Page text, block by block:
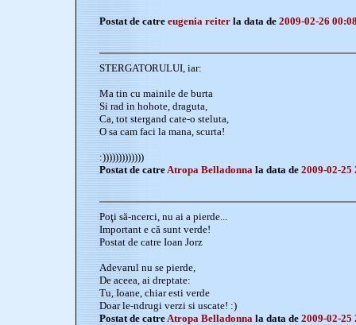
Postat de catre eugenia reiter la data de 2009-02-26
STERGATORULUI, iar:
Ma tin cu mainile de burta
Si rad in hohote, draguta,
Ca, tot stergand cate-o steluta,
O sa cam faci la mana, scurta!
:)))))))))))))
Postat de catreAtropa Belladonna la data de 2009-02-25
Poţi să-ncerci, nu ai a pierde...
Important e că sunt verde!
Postat de catre Ioan Jorz
Adevarul nu se pierde,
De aceea, ai dreptate:
Tu, Ioane, chiar esti verde
Doar le-ndrugi verzi si uscate! :)
Postat de catreAtropa Belladonna la data de 2009-02-25